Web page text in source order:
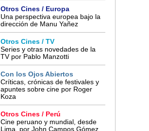
Otros Cines / Europa
Una perspectiva europea bajo la
dirección de Manu Yañez
Otros Cines / TV
Series y otras novedades de la
TV por Pablo Manzotti
Con los Ojos Abiertos
Críticas, crónicas de festivales y
apuntes sobre cine por Roger
Koza
Otros Cines / Perú
Cine peruano y mundial, desde
Lima, por John Campos Gómez